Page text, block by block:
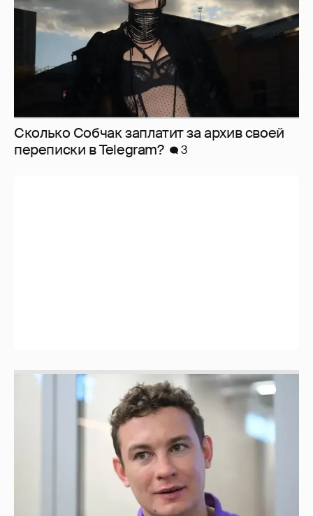
Сколько Собчак заплатит за архив своей
перeписки в Telegram?
3
Никита Кологривый высказался насчёт